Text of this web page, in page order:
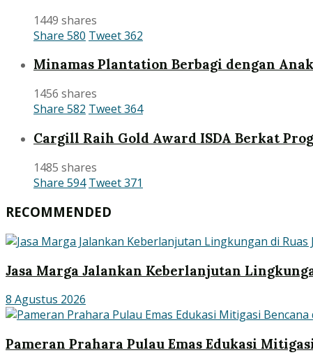
1449 shares
Share 580 Tweet362
Minamas Plantation Berbagi dengan
1456 shares
Share 582 Tweet364
Cargill Raih Gold Award ISDA Berkat
1485 shares
Share 594 Tweet371
RECOMMENDED
Jasa Marga Jalankan Keberlanjutan
8 Agustus 2026
Pameran Prahara Pulau Emas Edukasi